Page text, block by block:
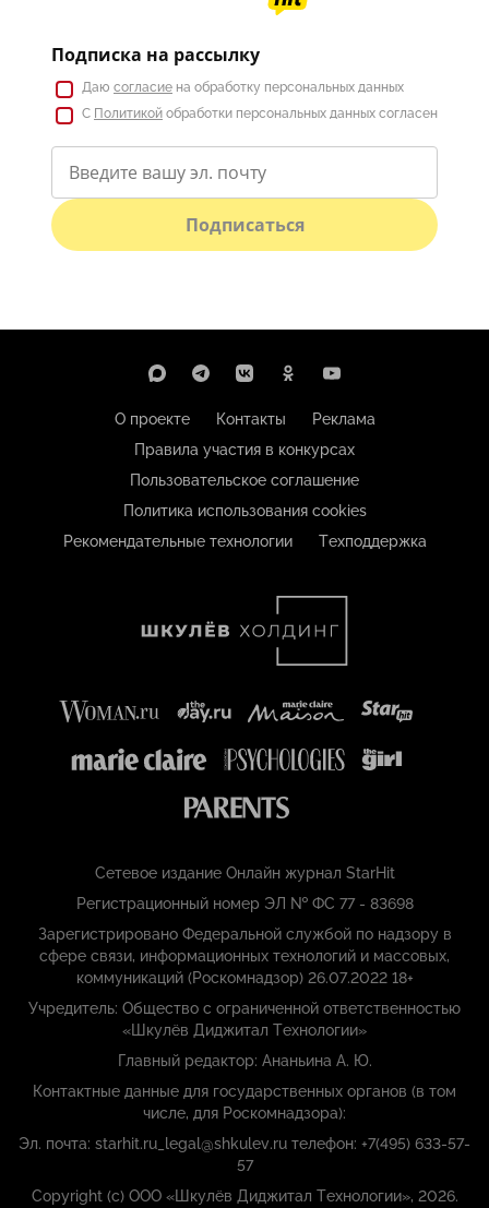
Подписка на рассылку
Даю согласие на обработку персональных данных
С Политикой обработки персональных данных согласен
Подписаться
О проекте Контакты
Реклама
Правила участия в конкурсах
Пользовательское соглашение
Политика использования cookies
Рекомендательные технологии
Техподдержка
Сетевое издание Онлайн журнал StarHit
Регистрационный номер ЭЛ № ФС 77 - 83698
Зарегистрировано Федеральной службой по надзору в
сфере связи, информационных технологий и массовых,
коммуникаций (Роскомнадзор) 26.07.2022 18+
Учредитель: Общество с ограниченной ответственностью
«Шкулёв Диджитал Технологии»
Главный редактор: Ананьина А. Ю.
Контактные данные для государственных органов (в том
числе, для Роскомнадзора):
Эл. почта: starhit.ru_legal@shkulev.ru телефон: +7(495) 633-57-
57
Copyright (с) ООО «Шкулёв Диджитал Технологии», 2026.